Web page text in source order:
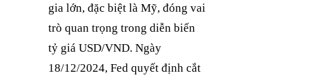
gia lớn, đặc biệt là Mỹ, đóng vai
trò quan trọng trong diễn biến
tỷ giá USD/VND. Ngày
18/12/2024, Fed quyết định cắt